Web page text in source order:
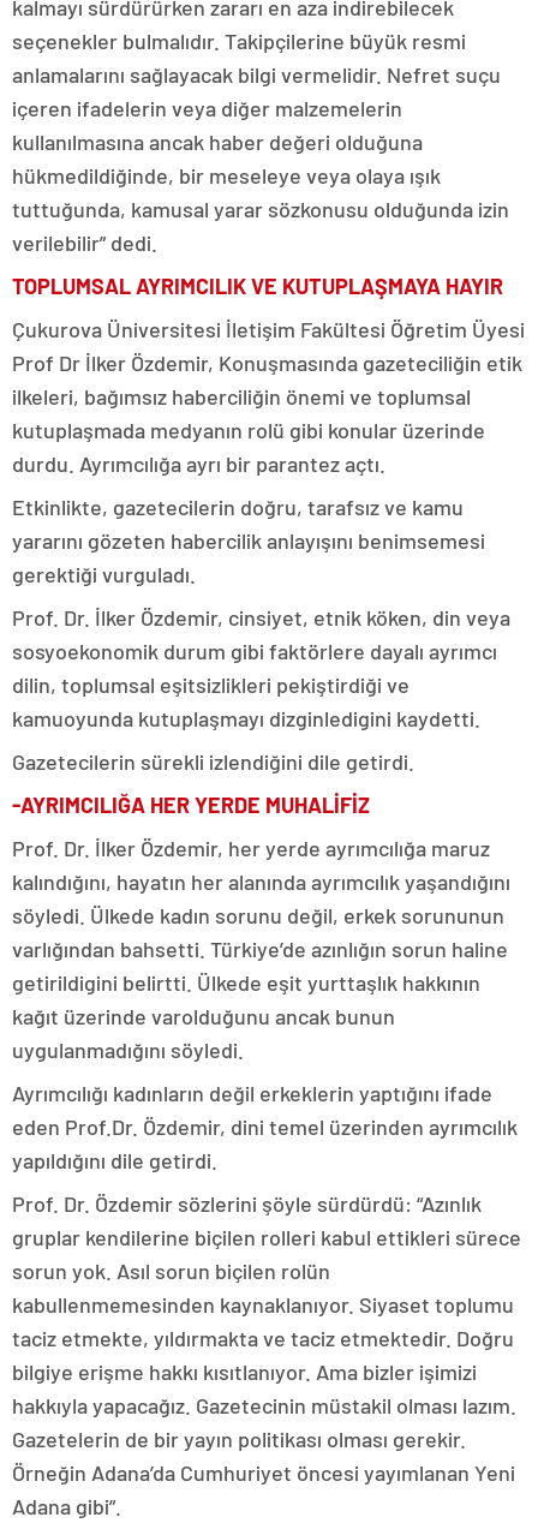
kalmayı sürdürürken zararı en aza indirebilecek
seçenekler bulmalıdır. Takipçilerine büyük resmi
anlamalarını sağlayacak bilgi vermelidir. Nefret suçu
içeren ifadelerin veya diğer malzemelerin
kullanılmasına ancak haber değeri olduğuna
hükmedildiğinde, bir meseleye veya olaya ışık
tuttuğunda, kamusal yarar sözkonusu olduğunda izin
verilebilir” dedi.
TOPLUMSAL AYRIMCILIK VE KUTUPLAŞMAYA HAYIR
Çukurova Üniversitesi İletişim Fakültesi Öğretim Üyesi
Prof Dr İlker Özdemir, Konuşmasında gazeteciliğin etik
ilkeleri, bağımsız haberciliğin önemi ve toplumsal
kutuplaşmada medyanın rolü gibi konular üzerinde
durdu. Ayrımcılığa ayrı bir parantez açtı.
Etkinlikte, gazetecilerin doğru, tarafsız ve kamu
yararını gözeten habercilik anlayışını benimsemesi
gerektiği vurguladı.
Prof. Dr. İlker Özdemir, cinsiyet, etnik köken, din veya
sosyoekonomik durum gibi faktörlere dayalı ayrımcı
dilin, toplumsal eşitsizlikleri pekiştirdiği ve
kamuoyunda kutuplaşmayı dizginledigini kaydetti.
Gazetecilerin sürekli izlendiğini dile getirdi.
-AYRIMCILIĞA HER YERDE MUHALİFİZ
Prof. Dr. İlker Özdemir, her yerde ayrımcılığa maruz
kalındığını, hayatın her alanında ayrımcılık yaşandığını
söyledi. Ülkede kadın sorunu değil, erkek sorununun
varlığından bahsetti. Türkiye’de azınlığın sorun haline
getirildigini belirtti. Ülkede eşit yurttaşlık hakkının
kağıt üzerinde varolduğunu ancak bunun
uygulanmadığını söyledi.
Ayrımcılığı kadınların değil erkeklerin yaptığını ifade
eden Prof.Dr. Özdemir, dini temel üzerinden ayrımcılık
yapıldığını dile getirdi.
Prof. Dr. Özdemir sözlerini şöyle sürdürdü: “Azınlık
gruplar kendilerine biçilen rolleri kabul ettikleri sürece
sorun yok. Asıl sorun biçilen rolün
kabullenmemesinden kaynaklanıyor. Siyaset toplumu
taciz etmekte, yıldırmakta ve taciz etmektedir. Doğru
bilgiye erişme hakkı kısıtlanıyor. Ama bizler işimizi
hakkıyla yapacağız. Gazetecinin müstakil olması lazım.
Gazetelerin de bir yayın politikası olması gerekir.
Örneğin Adana’da Cumhuriyet öncesi yayımlanan Yeni
Adana gibi”.